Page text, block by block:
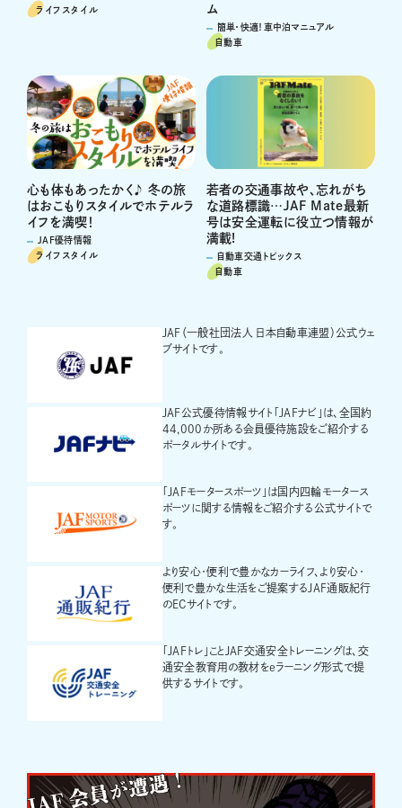
ライフスタイル
ム
簡単・快適！車中泊マニュアル
自動車
心も体もあったかく♪ 冬の旅
はおこもりスタイルでホテルラ
イフを満喫！
JAF優待情報
ライフスタイル
若者の交通事故や、忘れがち
な道路標識…JAF Mate最新
号は安全運転に役立つ情報が
満載!
自動車交通トピックス
自動車
JAF（一般社団法人 日本自動車連盟）公式ウェ
ブサイトです。
JAF公式優待情報サイト「JAFナビ」は、全国約
44,000か所ある会員優待施設をご紹介する
ポータルサイトです。
「JAFモータースポーツ」は国内四輪モータース
ポーツに関する情報をご紹介する公式サイトで
す。
より安心・便利で豊かなカーライフ、より安心・
便利で豊かな生活をご提案するJAF通販紀行
のECサイトです。
「JAFトレ」ことJAF交通安全トレーニングは、交
通安全教育用の教材をeラーニング形式で提
供するサイトです。